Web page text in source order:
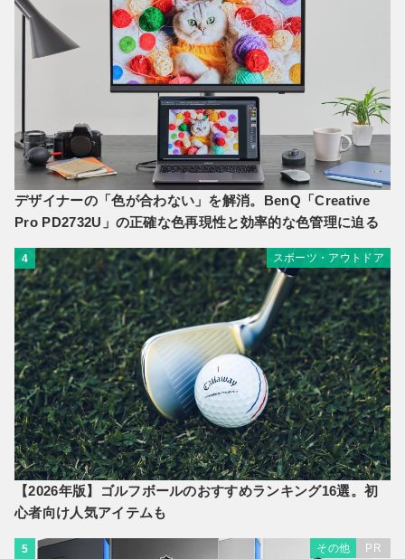
デザイナーの「色が合わない」を解消。BenQ「Creative
Pro PD2732U」の正確な色再現性と効率的な色管理に迫る
4 スポーツ・アウトドア
【2026年版】ゴルフボールのおすすめランキング16選。初
心者向け人気アイテムも
5 その他 PR